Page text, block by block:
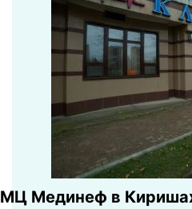
МЦ Мединеф в